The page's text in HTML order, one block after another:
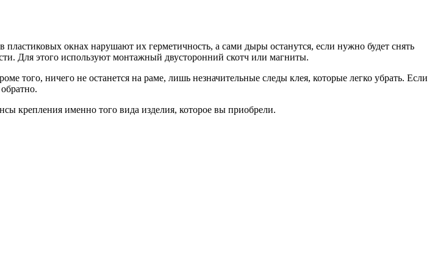
окнах нарушают их герметичность, а сами дыры останутся, если нужно будет снять
Для этого используют монтажный двусторонний скотч или магниты.
того, ничего не останется на раме, лишь незначительные следы клея, которые легко убрать. Если
крепления именно того вида изделия, которое вы приобрели.